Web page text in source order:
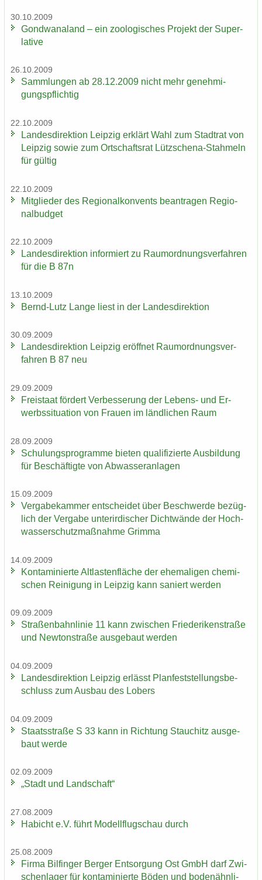
30.10.2009
Gond­wa­na­land – ein zoo­lo­gi­sches Pro­jekt der Su­per­
la­ti­ve
26.10.2009
Samm­lun­gen ab 28.12.2009 nicht mehr ge­neh­mi­
gungs­pflich­tig
22.10.2009
Lan­des­di­rek­ti­on Leip­zig er­klärt Wahl zum Stadt­rat von
Leip­zig sowie zum Ort­schafts­rat Lützschena-​Stahmeln
für gül­tig
22.10.2009
Mit­glie­der des Re­gio­nal­kon­vents be­an­tra­gen Re­gio­
nal­bud­get
22.10.2009
Lan­des­di­rek­ti­on in­for­miert zu Raum­ord­nungs­ver­fah­ren
für die B 87n
13.10.2009
Bernd-​Lutz Lange liest in der Lan­des­di­rek­ti­on
30.09.2009
Lan­des­di­rek­ti­on Leip­zig er­öff­net Raum­ord­nungs­ver­
fah­ren B 87 neu
29.09.2009
Frei­staat för­dert Ver­bes­se­rung der Lebens-​ und Er­
werbs­si­tua­ti­on von Frau­en im länd­li­chen Raum
28.09.2009
Schu­lungs­pro­gram­me bie­ten qua­li­fi­zier­te Aus­bil­dung
für Be­schäf­tig­te von Ab­was­ser­an­la­gen
15.09.2009
Ver­ga­be­kam­mer ent­schei­det über Be­schwer­de be­züg­
lich der Ver­ga­be un­ter­ir­di­scher Dicht­wän­de der Hoch­
was­ser­schutz­maß­nah­me Grim­ma
14.09.2009
Kon­ta­mi­nier­te Alt­las­ten­flä­che der ehe­ma­li­gen che­mi­
schen Rei­ni­gung in Leip­zig kann sa­niert wer­den
09.09.2009
Stra­ßen­bahn­li­nie 11 kann zwi­schen Frie­de­ri­ken­stra­ße
und New­ton­stra­ße aus­ge­baut wer­den
04.09.2009
Lan­des­di­rek­ti­on Leip­zig er­lässt Plan­fest­stel­lungs­be­
schluss zum Aus­bau des Lobers
04.09.2009
Staats­stra­ße S 33 kann in Rich­tung Stau­chitz aus­ge­
baut werde
02.09.2009
„Stadt und Land­schaft“
27.08.2009
Ha­bicht e.V. führt Mo­dell­flug­schau durch
25.08.2009
Firma Bil­fin­ger Ber­ger Ent­sor­gung Ost GmbH darf Zwi­
schen­la­ger für kon­ta­mi­nier­te Böden und bo­den­ähn­li­